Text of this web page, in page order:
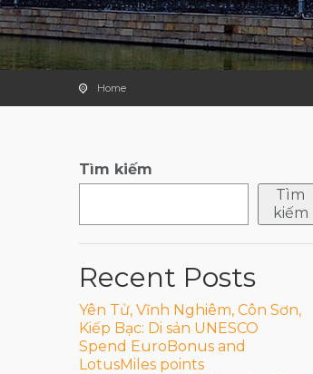
Home
Tìm kiếm
Tìm
kiếm
Recent Posts
Yên Tử, Vĩnh Nghiêm, Côn Sơn,
Kiếp Bạc: Di sản UNESCO
Spend EuroBonus and
LotusMiles points